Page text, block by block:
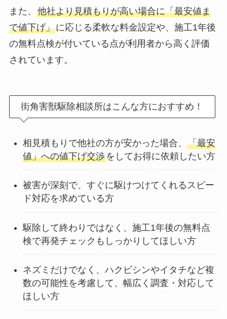
また、 他社より見積もりが高い場合に「最安値ま
で値下げ」に応じる柔軟な料金設定や、施工1年後
の無料点検が付いている点が利用者から高く評価
されています。
街角害獣駆除相談所はこんな方におすすめ！
相見積もりで他社の方が安かった場合、 「最安
値」への値下げ交渉をしてお得に依頼したい方
被害が深刻で、すぐに駆けつけてくれるスピー
ド対応を求めている方
駆除して終わりではなく、施工1年後の無料点
検で再発チェックもしっかりしてほしい方
ネズミだけでなく、ハクビシンやイタチなど複
数の可能性を考慮して、幅広く調査・対応して
ほしい方